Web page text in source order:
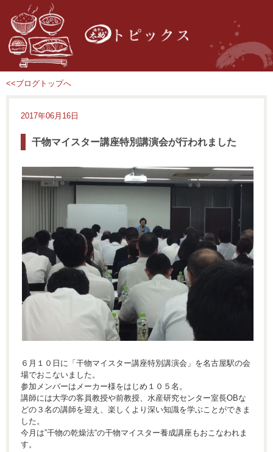
<<ブログトップへ
2017年06月16日
干物マイスター講座特別講演会が行われました
６月１０日に「干物マイスター講座特別講演会」を名古屋駅の会
場でおこないました。
参加メンバーはメーカー様をはじめ１０５名。
講師には大学の客員教授や前教授、水産研究センター室長OBな
どの３名の講師を迎え、楽しくより深い知識を学ぶことができま
した。
今月は”干物の乾燥法“の干物マイスター養成講座もおこなわれま
す。